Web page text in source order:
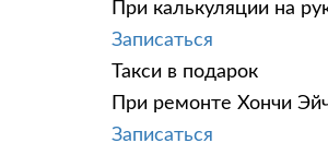
При калькуляции на
Записаться
Такси в подарок
При ремонте Хончи
Записаться